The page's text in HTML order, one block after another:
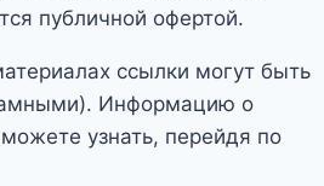
публичной офертой.
ссылки могут быть
Информацию о
узнать, перейдя по